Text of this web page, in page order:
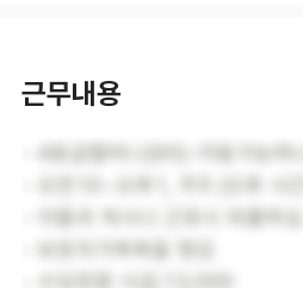
근무내용